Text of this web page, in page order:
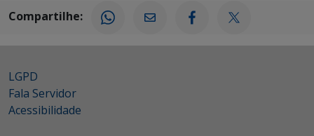
Compartilhe:
LGPD
Fala Servidor
Acessibilidade